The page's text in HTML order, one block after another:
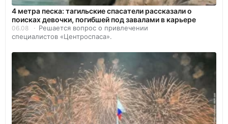
4 метра песка: тагильские спасатели рассказали о
поисках девочки, погибшей под завалами в карьере
06.08
Решается вопрос о привлечении
специалистов «Центроспаса».